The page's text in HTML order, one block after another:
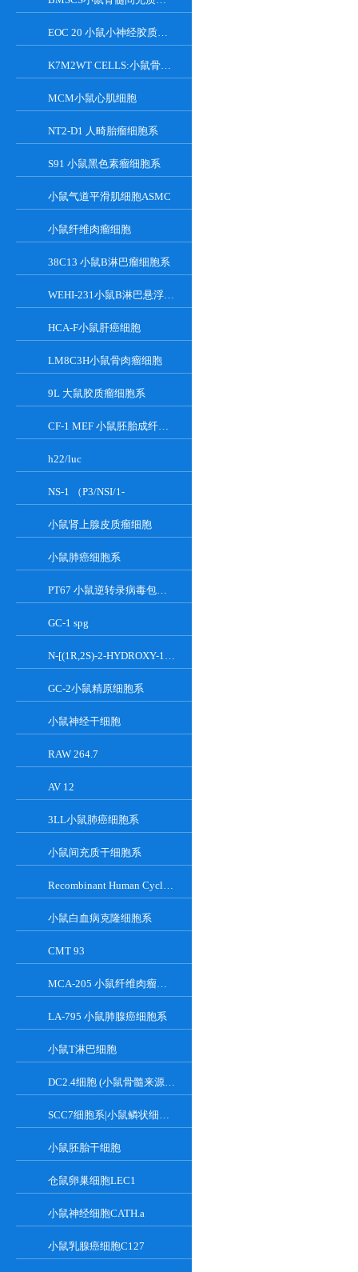
EOC 20 小鼠小神经胶质细胞系
K7M2WT CELLS:小鼠骨肉瘤成骨细胞系
MCM小鼠心肌细胞
NT2-D1 人畸胎瘤细胞系
S91 小鼠黑色素瘤细胞系
小鼠气道平滑肌细胞ASMC
小鼠纤维肉瘤细胞
38C13 小鼠B淋巴瘤细胞系
WEHI-231小鼠B淋巴悬浮细胞系
HCA-F小鼠肝癌细胞
LM8C3H小鼠骨肉瘤细胞
9L 大鼠胶质瘤细胞系
CF-1 MEF 小鼠胚胎成纤维细胞系
h22/luc
NS-1 （P3/NSI/1-
小鼠肾上腺皮质瘤细胞
小鼠肺癌细胞系
PT67 小鼠逆转录病毒包装细胞系
GC-1 spg
N-[(1R,2S)-2-HYDROXY-1-HYDROXYMETHYL-2-(2-TRIDECYL-1-CYCLOPROPENYL)ETHYL]OCT;GT-11
GC-2小鼠精原细胞系
小鼠神经干细胞
RAW 264.7
AV 12
3LL小鼠肺癌细胞系
小鼠间充质干细胞系
Recombinant Human Cyclin-Dependent Kinase Inhibitor 2A
小鼠白血病克隆细胞系
CMT 93
MCA-205 小鼠纤维肉瘤细胞系
LA-795 小鼠肺腺癌细胞系
小鼠T淋巴细胞
DC2.4细胞 (小鼠骨髓来源树突状细胞)
SCC7细胞系|小鼠鳞状细胞癌细胞
小鼠胚胎干细胞
仓鼠卵巢细胞LEC1
小鼠神经细胞CATH.a
小鼠乳腺癌细胞C127